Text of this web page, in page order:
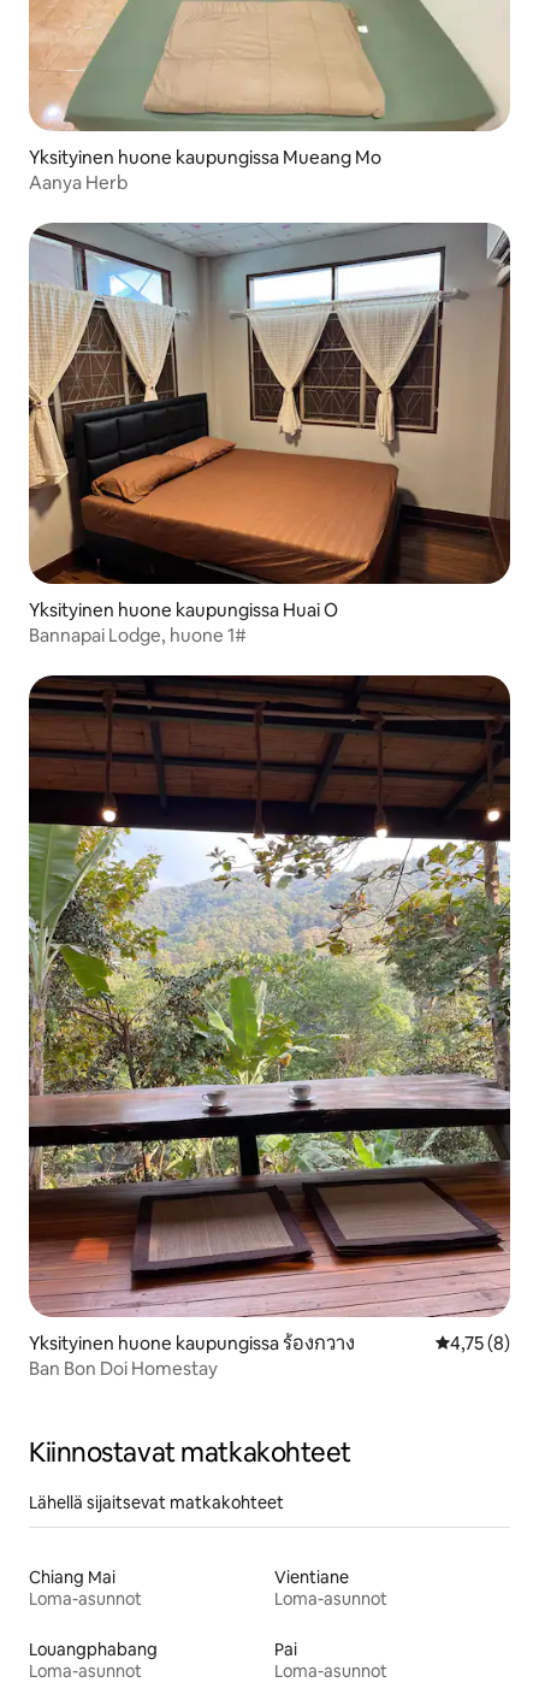
Yksityinen huone kaupungissa Mueang Mo
Aanya Herb
Yksityinen huone kaupungissa Huai O
Bannapai Lodge, huone 1#
Yksityinen huone kaupungissa ร้องกวาง
4,75 (8)
Ban Bon Doi Homestay
Kiinnostavat matkakohteet
Lähellä sijaitsevat matkakohteet
Chiang Mai
Loma-asunnot
Vientiane
Loma-asunnot
Louangphabang
Loma-asunnot
Pai
Loma-asunnot